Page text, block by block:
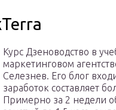
Курс Дзеноводство в
маркетинговом
Селезнев. Его блог
заработок составляет
Примерно за 2 недели